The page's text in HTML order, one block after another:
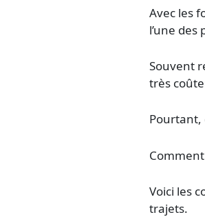
Avec les
l’une
Souvent
très
Pourtant,
Voici les
trajets.